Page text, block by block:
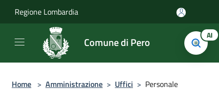
Regione Lombardia
Comune di Pero AI
Home > Amministrazione > Uffici > Personale